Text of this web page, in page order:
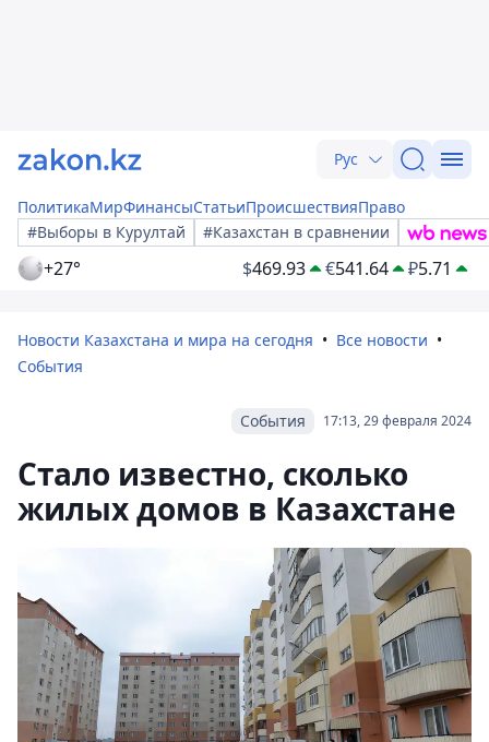
Рус
ПолитикаМирФинансыСтатьиПроисшествияПраво
#Выборы в Курултай
#Казахстан в сравнении
+27° $469.93 €541.64 ₽5.71
Новости Казахстана и мира на сегодня
Все новости
События
17:13, 29 февраля 2024
События
Стало известно, сколько
жилых домов в Казахстане